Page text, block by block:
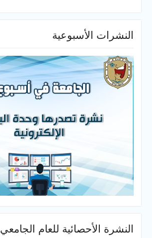
النشرات الأسبوعية
النشرة الأحصائية للعام الجامعي